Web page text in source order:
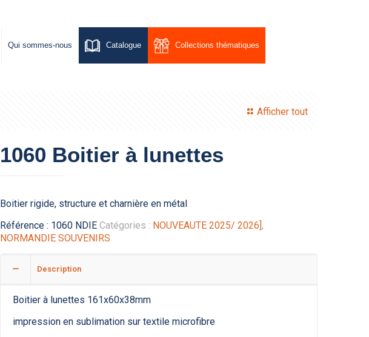
Qui sommes-nous Catalogue Collections thématiques
Afficher tout
1060 Boitier à lunettes
Boitier rigide, structure et charnière en métal
Référence : 1060 NDIE Catégories : NOUVEAUTE 2025/ 2026],
NORMANDIE SOUVENIRS
Description
Boitier à lunettes 161x60x38mm
impression en sublimation sur textile microfibre